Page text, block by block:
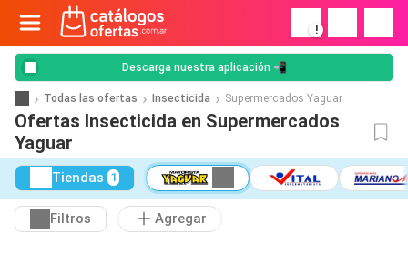
!
Descarga nuestra aplicación 📲
Todas las ofertas Insecticida Supermercados Yaguar
Ofertas Insecticida en Supermercados
Yaguar
Tiendas 1
Filtros Agregar